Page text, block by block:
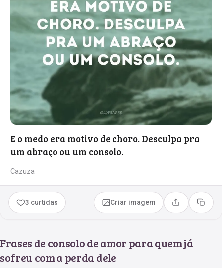
E o medo era motivo de choro. Desculpa pra
um abraço ou um consolo.
Cazuza
3 curtidas Criar imagem Compartilhar
Copiar
Frases de consolo de amor para quem já
sofreu com a perda dele